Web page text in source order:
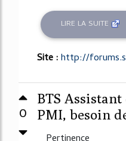
LIRE LA SUITE
Site :http://
0
BTS
PMI, besoin